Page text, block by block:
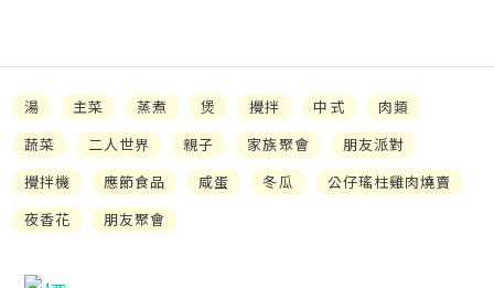
湯 主菜 蒸煮 煲 攪拌 中式
肉類
蔬菜
二人世界 親子 家族聚會
朋友派對
攪拌機
應節食品 咸蛋 冬瓜
公仔瑤柱雞肉燒賣
夜香花
朋友聚會